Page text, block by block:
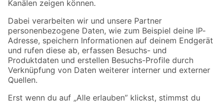
Folge uns
Zahlungsarten Versandarten
Sicher einkaufen